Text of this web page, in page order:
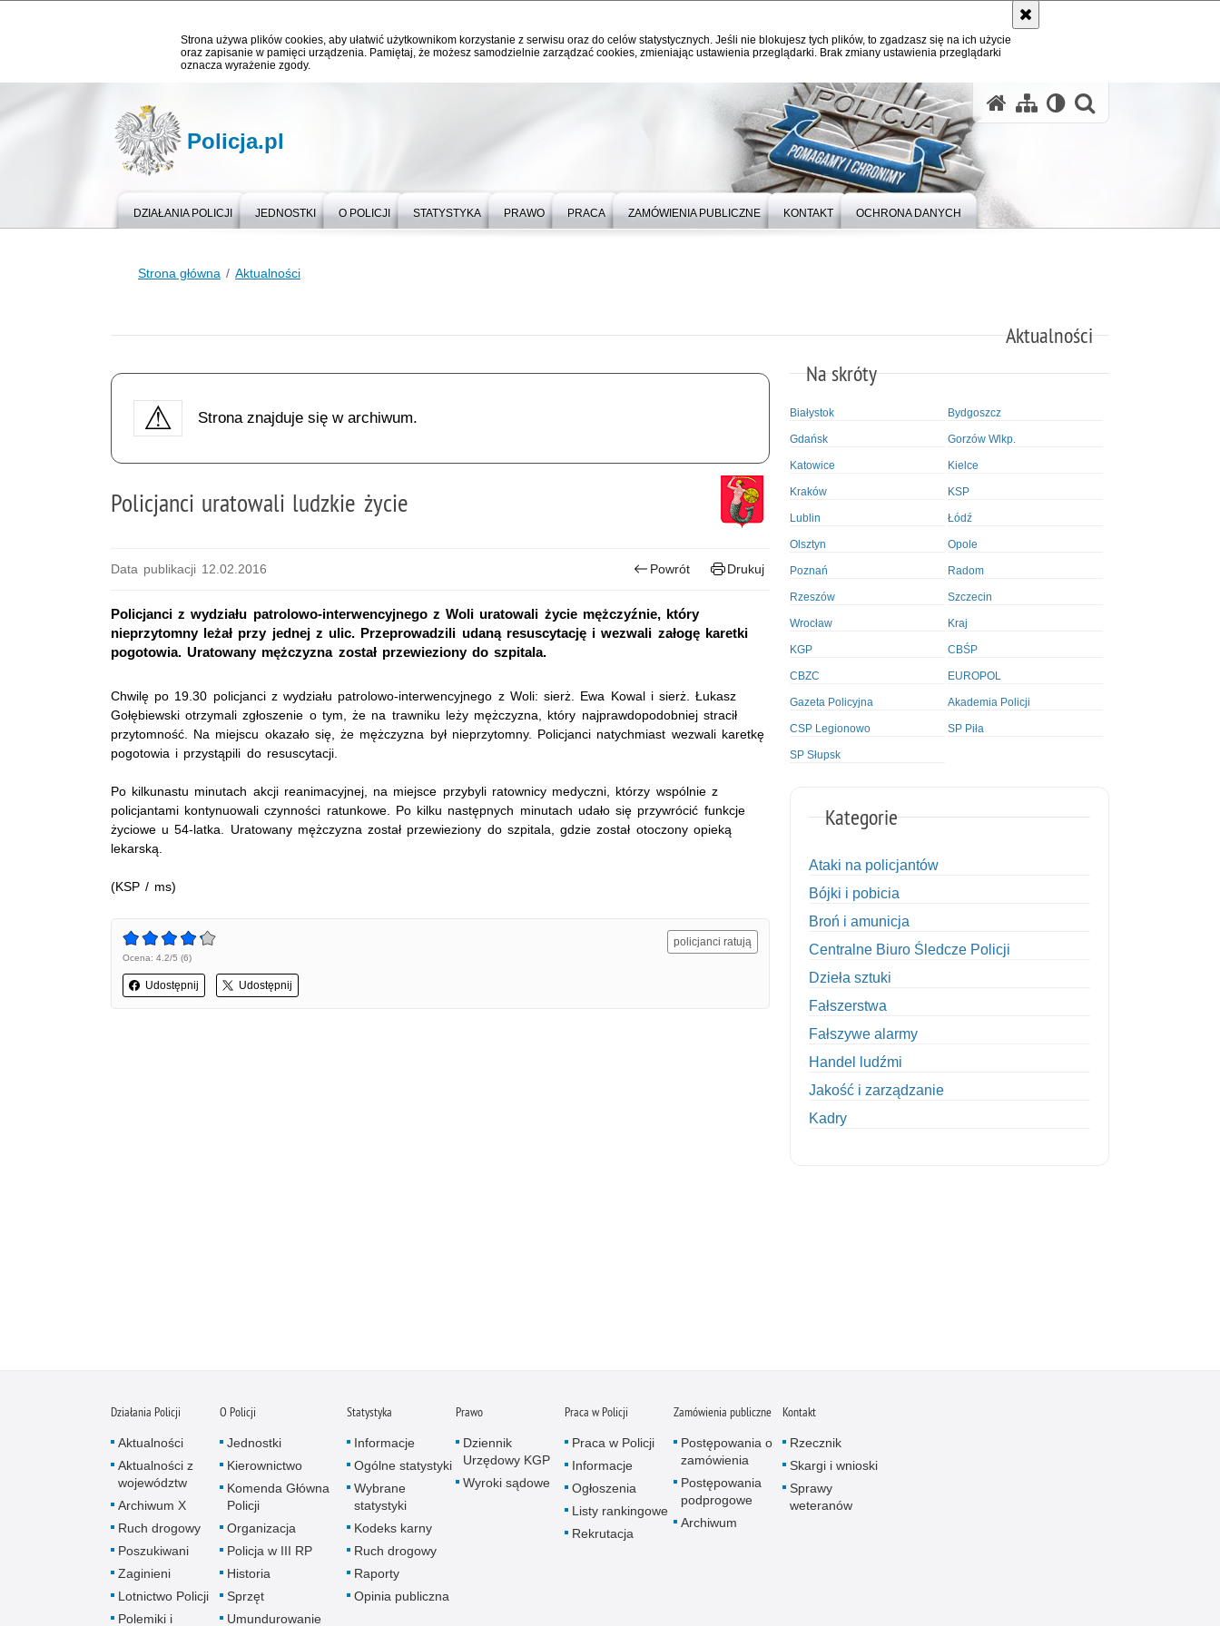
Strona używa plików cookies, aby ułatwić użytkownikom korzystanie z serwisu oraz do celów statystycznych. Jeśli nie blokujesz tych plików, to zgadzasz się na ich użycie
oraz zapisanie w pamięci urządzenia. Pamiętaj, że możesz samodzielnie zarządzać cookies, zmieniając ustawienia przeglądarki. Brak zmiany ustawienia przeglądarki
oznacza wyrażenie zgody.
Policja.pl
DZIAŁANIA POLICJI JEDNOSTKI O POLICJI STATYSTYKA PRAWO PRACA ZAMÓWIENIA PUBLICZNE KONTAKT OCHRONA DANYCH
Strona główna Aktualności
Aktualności
Strona znajduje się w archiwum.
Policjanci uratowali ludzkie życie
Data publikacji 12.02.2016 Powrót Drukuj
Policjanci z wydziału patrolowo-interwencyjnego z Woli uratowali życie mężczyźnie, który
nieprzytomny leżał przy jednej z ulic. Przeprowadzili udaną resuscytację i wezwali załogę karetki
pogotowia. Uratowany mężczyzna został przewieziony do szpitala.
Chwilę po 19.30 policjanci z wydziału patrolowo-interwencyjnego z Woli: sierż. Ewa Kowal i sierż. Łukasz
Gołębiewski otrzymali zgłoszenie o tym, że na trawniku leży mężczyzna, który najprawdopodobniej stracił
przytomność. Na miejscu okazało się, że mężczyzna był nieprzytomny. Policjanci natychmiast wezwali karetkę
pogotowia i przystąpili do resuscytacji.
Po kilkunastu minutach akcji reanimacyjnej, na miejsce przybyli ratownicy medyczni, którzy wspólnie z
policjantami kontynuowali czynności ratunkowe. Po kilku następnych minutach udało się przywrócić funkcje
życiowe u 54-latka. Uratowany mężczyzna został przewieziony do szpitala, gdzie został otoczony opieką
lekarską.
(KSP / ms)
Ocena: 4.2/5 (6)
Udostępnij Udostępnij
policjanci ratują
Na skróty
Białystok Bydgoszcz
Gdańsk Gorzów Wlkp.
Katowice Kielce
Kraków KSP
Lublin Łódź
Olsztyn Opole
Poznań Radom
Rzeszów Szczecin
Wrocław Kraj
KGP CBŚP
CBZC EUROPOL
Gazeta Policyjna Akademia Policji
CSP Legionowo SP Piła
SP Słupsk
Kategorie
Ataki na policjantów
Bójki i pobicia
Broń i amunicja
Centralne Biuro Śledcze Policji
Dzieła sztuki
Fałszerstwa
Fałszywe alarmy
Handel ludźmi
Jakość i zarządzanie
Kadry
Nietrzeźwi kierujący
Nietrzeźwi opiekunowie
Działania Policji
Aktualności
Aktualności z
województw
Archiwum X
Ruch drogowy
Poszukiwani
Zaginieni
Lotnictwo Policji
Polemiki i
O Policji
Jednostki
Kierownictwo
Komenda Główna
Policji
Organizacja
Policja w III RP
Historia
Sprzęt
Umundurowanie
Statystyka
Informacje
Ogólne statystyki
Wybrane
statystyki
Kodeks karny
Ruch drogowy
Raporty
Opinia publiczna
Prawo
Dziennik
Urzędowy KGP
Wyroki sądowe
Praca w Policji
Praca w Policji
Informacje
Ogłoszenia
Listy rankingowe
Rekrutacja
Zamówienia publiczne
Postępowania o
zamówienia
Postępowania
podprogowe
Archiwum
Kontakt
Rzecznik
Skargi i wnioski
Sprawy
weteranów